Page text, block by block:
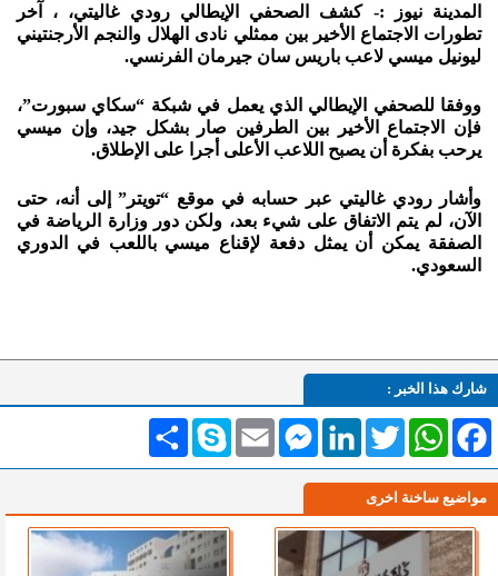
المدينة نيوز :- كشف الصحفي الإيطالي رودي غاليتي، ، آخر
تطورات الاجتماع الأخير بين ممثلي نادى الهلال والنجم الأرجنتيني
ليونيل ميسي لاعب باريس سان جيرمان الفرنسي.
ووفقا للصحفي الإيطالي الذي يعمل في شبكة “سكاي سبورت”،
فإن الاجتماع الأخير بين الطرفين صار بشكل جيد، وإن ميسي
يرحب بفكرة أن يصبح اللاعب الأعلى أجرا على الإطلاق.
وأشار رودي غاليتي عبر حسابه في موقع “تويتر” إلى أنه، حتى
الآن، لم يتم الاتفاق على شيء بعد، ولكن دور وزارة الرياضة في
الصفقة يمكن أن يمثل دفعة لإقناع ميسي باللعب في الدوري
السعودي.
شارك هذا الخبر :
انشر Skype Email
MessengerLinkedInTwitterWhatsAppFacebook
مواضيع ساخنة اخرى